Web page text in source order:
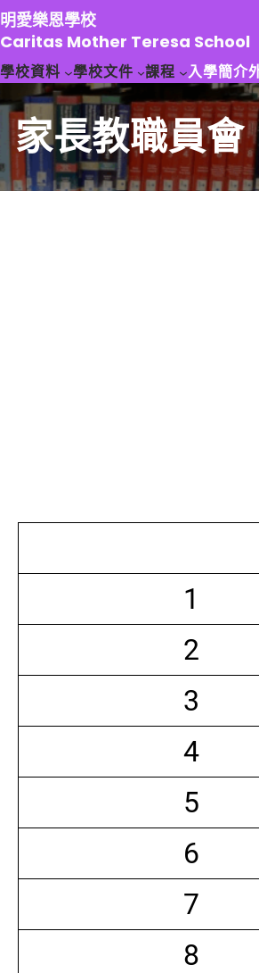
跳
至
主
要
容
明愛樂恩學校
Caritas Mother Teresa School
學校資料 學校文件 課程 入學簡介
家長教職員會
1
2
3
4
5
6
7
8